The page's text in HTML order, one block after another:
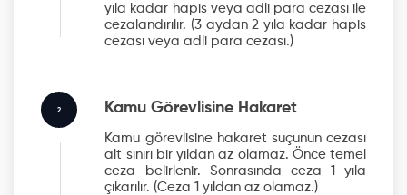
yıla kadar hapis veya adli para cezası ile
cezalandırılır. (3 aydan 2 yıla kadar hapis
cezası veya adli para cezası.)
2 Kamu Görevlisine Hakaret
Kamu görevlisine hakaret suçunun cezası
alt sınırı bir yıldan az olamaz. Önce temel
ceza belirlenir. Sonrasında ceza 1 yıla
çıkarılır. (Ceza 1 yıldan az olamaz.)